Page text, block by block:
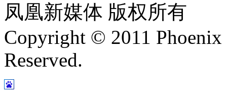
凤凰新媒体 版权所有
Copyright © 2011
Reserved.